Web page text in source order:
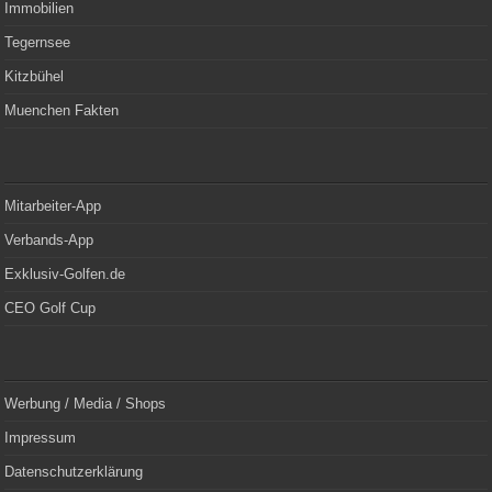
Immobilien
Tegernsee
Kitzbühel
Muenchen Fakten
Mitarbeiter-App
Verbands-App
Exklusiv-Golfen.de
CEO Golf Cup
Werbung / Media / Shops
Impressum
Datenschutzerklärung